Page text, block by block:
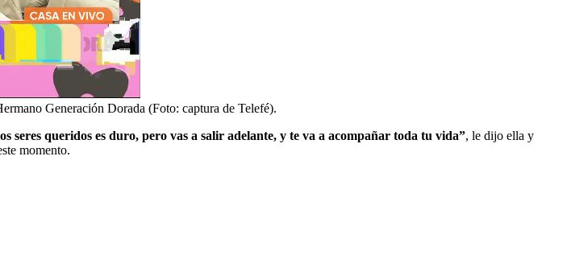
Generación Dorada (Foto: captura de Telefé).
seres queridos es duro, pero vas a salir adelante, y te va a acompañar toda tu vida”, le dijo ella y
momento.